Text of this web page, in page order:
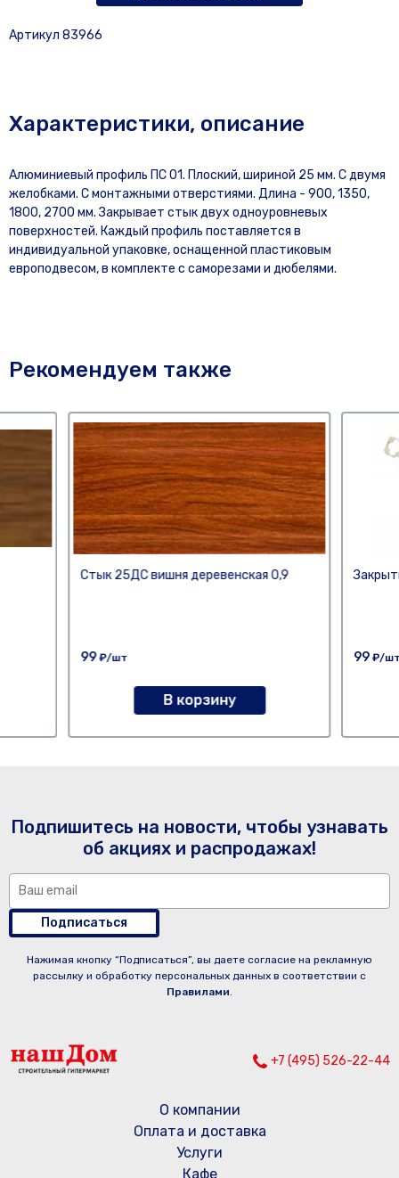
Артикул 83966
Характеристики, описание
Алюминиевый профиль ПС 01. Плоский, шириной 25 мм. С двумя
желобками. С монтажными отверстиями. Длина - 900, 1350,
1800, 2700 мм. Закрывает стык двух одноуровневых
поверхностей. Каждый профиль поставляется в
индивидуальной упаковке, оснащенной пластиковым
европодвесом, в комплекте с саморезами и дюбелями.
Рекомендуем также
Стык 25ДС вишня деревенская 0,9
99₽/шт
В корзину
99 ₽/
Подпишитесь на новости, чтобы узнавать
об акциях и распродажах!
Подписаться
Нажимая кнопку “Подписаться”, вы даете согласие на рекламную
рассылку и обработку персональных данных в соответствии с
Правилами.
+7 (495) 526-22-44
О компании
Оплата и доставка
Услуги
Кафе